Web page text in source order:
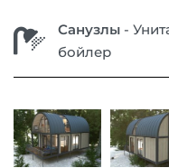
Санузлы-
бойлер